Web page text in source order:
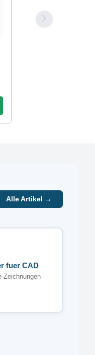
Alle Artikel →
fuer CAD
Zeichnungen